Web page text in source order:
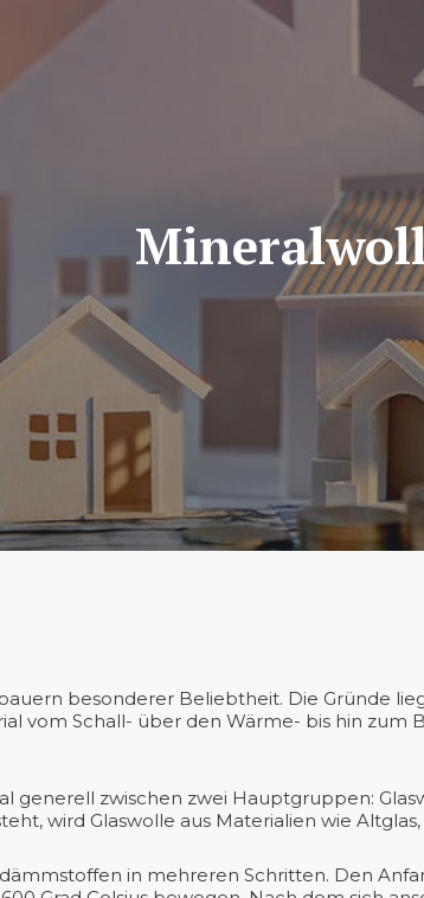
besonderer Beliebtheit. Die Gründe
vom Schall- über den Wärme- bis hin
zwischen zwei Hauptgruppen:
wird Glaswolle aus Materialien wie
in mehreren Schritten. Den